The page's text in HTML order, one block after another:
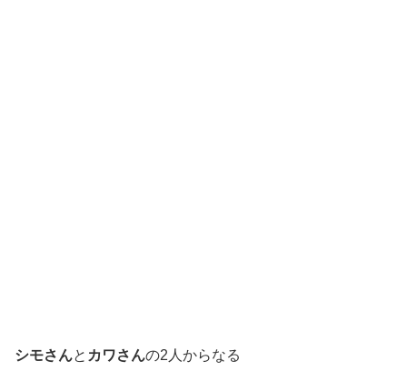
シモさんと カワさんの2人からなる